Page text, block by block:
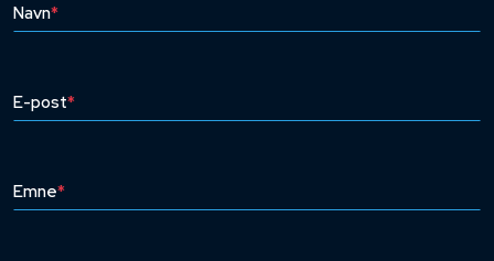
Navn*
E-post*
Emne*